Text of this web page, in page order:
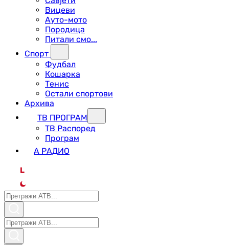
Вицеви
Ауто-мото
Породица
Питали смо...
Спорт
Фудбал
Кошарка
Тенис
Остали спортови
Архива
ТВ ПРОГРАМ
ТВ Распоред
Програм
А РАДИО
L